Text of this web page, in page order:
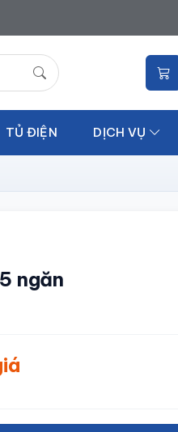
TỦ ĐIỆN DỊCH VỤ
ngăn